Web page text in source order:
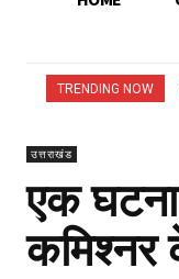
TRENDING NOW
उत्तराखंड
एक